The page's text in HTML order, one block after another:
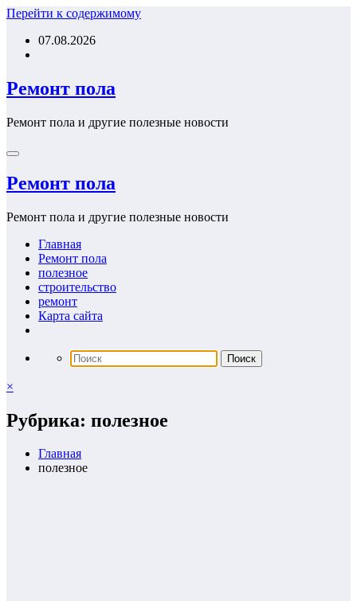
Перейти к содержимому
07.08.2026
Ремонт пола
Ремонт пола и другие полезные новости
Ремонт пола
Ремонт пола и другие полезные новости
Главная
Ремонт пола
полезное
строительство
ремонт
Карта сайта
×
Рубрика: полезное
Главная
полезное